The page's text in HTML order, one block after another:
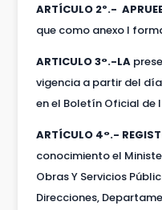
ARTÍCULO 2º.-
que como anexo I
ARTICULO 3°.-LA
vigencia a partir del
en el Boletín Oficial de
ARTÍCULO 4°.-
conocimiento el
Obras Y Servicios
Direcciones,